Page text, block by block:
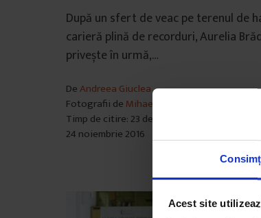
Acest site
După un sfert de veac pe terenul de
carieră plină de recorduri, Aurelia
privește în urmă,…
DeAndreea Giuclea
Fotografii de Mihaela Bobar și Mircea Roșca
Timp de citire: 23 de minute
24 noiembrie 2016